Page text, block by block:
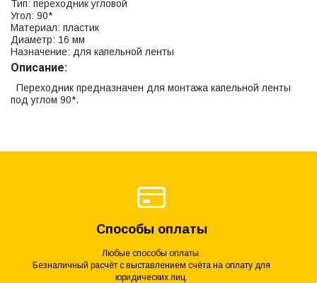
Тип: переходник угловой
Угол: 90*
Материал: пластик
Диаметр: 16 мм
Назначение: для капельной ленты
Описание:
Переходник предназначен для монтажа капельной ленты
под углом 90*.
Способы оплаты
Любые способы оплаты.
Безналичный расчёт с выставлением счёта на оплату для
юридических лиц.